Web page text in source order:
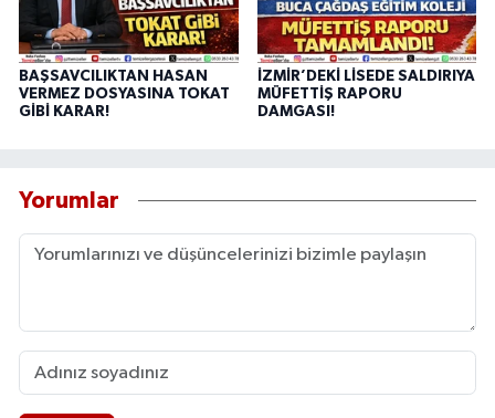
BAŞSAVCILIKTAN HASAN
VERMEZ DOSYASINA TOKAT
GİBİ KARAR!
İZMİR’DEKİ LİSEDE SALDIRIYA
MÜFETTİŞ RAPORU
DAMGASI!
Yorumlar